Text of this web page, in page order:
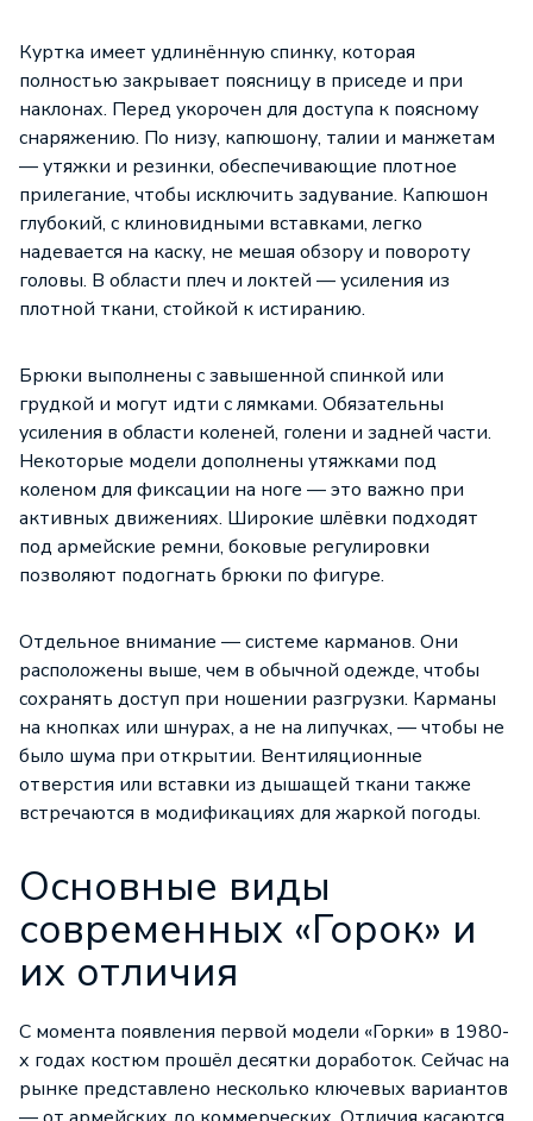
Куртка имеет удлинённую спинку, которая
полностью закрывает поясницу в приседе и при
наклонах. Перед укорочен для доступа к поясному
снаряжению. По низу, капюшону, талии и манжетам
— утяжки и резинки, обеспечивающие плотное
прилегание, чтобы исключить задувание. Капюшон
глубокий, с клиновидными вставками, легко
надевается на каску, не мешая обзору и повороту
головы. В области плеч и локтей — усиления из
плотной ткани, стойкой к истиранию.
Брюки выполнены с завышенной спинкой или
грудкой и могут идти с лямками. Обязательны
усиления в области коленей, голени и задней части.
Некоторые модели дополнены утяжками под
коленом для фиксации на ноге — это важно при
активных движениях. Широкие шлёвки подходят
под армейские ремни, боковые регулировки
позволяют подогнать брюки по фигуре.
Отдельное внимание — системе карманов. Они
расположены выше, чем в обычной одежде, чтобы
сохранять доступ при ношении разгрузки. Карманы
на кнопках или шнурах, а не на липучках, — чтобы не
было шума при открытии. Вентиляционные
отверстия или вставки из дышащей ткани также
встречаются в модификациях для жаркой погоды.
Основные виды
современных «Горок» и
их отличия
С момента появления первой модели «Горки» в 1980-
х годах костюм прошёл десятки доработок. Сейчас на
рынке представлено несколько ключевых вариантов